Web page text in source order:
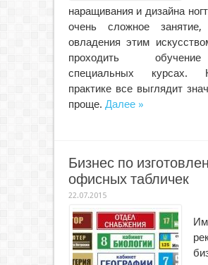
наращивания и дизайна
очень сложное
овладения этим
проходить
специальных
практике все выглядит
проще. Далее »
Бизнес по
офисных табличек
22.07.2015